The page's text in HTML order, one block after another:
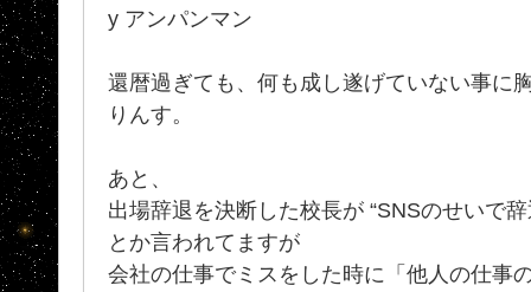
y アンパンマン
還暦過ぎても、何も成し遂げていない事に
りんす。
あと、
出場辞退を決断した校長が “SNSのせいで
とか言われてますが
会社の仕事でミスをした時に「他人の仕事